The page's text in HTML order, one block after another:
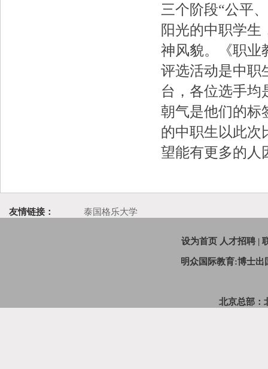
三个阶段“公平
阳光的中职学生
神风貌。《职业
评选活动是中职
台，各位选手均
朝气是他们的标
的中职生以此次
望能有更多的人
友情链接： 泰国格乐大学
设为首页 人才招聘 |
明众国际教育:博士出
北京总部：